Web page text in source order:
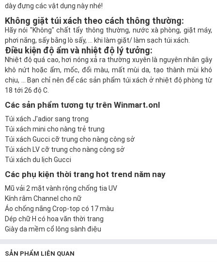
dày đựng các vật dụng này nhé!
Không giặt túi xách theo cách thông thường:
Hãy nói "Không" chất tẩy thông thường, nước xà phòng, giặt máy,
phơi nắng, sấy bằng lò sấy, ... khi làm giặt/ làm sạch túi xách.
Điều kiện độ ẩm và nhiệt độ lý tưởng:
Nhiệt độ quá cao, hơi nóng xả ra thường xuyên là nguyên nhân gây
khô nứt hoặc ẩm, mốc, đổi màu, mất mùi da, tạo thành mùi khó
chịu, ... Bạn chỉ nên để các sản phẩm túi xách ở nhiệt độ phòng từ
18 tới 26 độ C.
Các sản phẩm tương tự trên Winmart.onl
Túi xách J'adior sang trọng
Túi xách mini cho nàng trẻ trung
Túi xách Gucci cỡ trung cho nàng công sở
Túi xách LV cỡ trung cho nàng công sở
Túi xách du lịch Gucci
Các phụ kiện thời trang hot trend năm nay
Mũ vải 2 mặt vành rộng chống tia UV
Kính râm Channel cho nữ
Áo chống nắng Crop-top có 17 màu
Dép chữ H có hoa văn thời trang
Giày da mềm cổ lông sành điệu
SẢN PHẨM LIÊN QUAN